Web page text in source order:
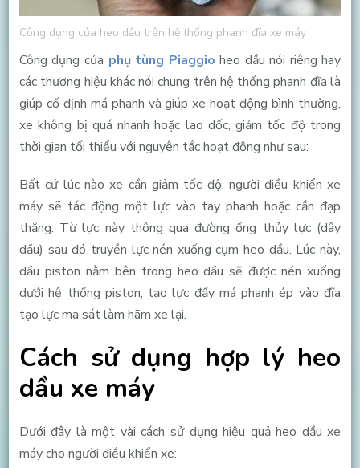
Công dụng của heo dầu trên hệ thống phanh đĩa xe máy
Công dụng của phụ tùng Piaggio heo dầu nói riêng hay
các thương hiệu khác nói chung trên hệ thống phanh đĩa là
giúp cố định má phanh và giúp xe hoạt động bình thường,
xe không bị quá nhanh hoặc lao dốc,giảm tốc độ trong
thời gian tối thiểu với nguyên tắc hoạt động như sau:
Bất cứ lúc nào xe cần giảm tốc độ, người điều khiển xe
máy sẽ tác động một lực vào tay phanh hoặc cần đạp
thắng. Từ lực này thông qua đường ống thủy lực (dây
dầu) sau đó truyền lực nén xuống cụm heo dầu. Lúc này,
dầu piston nằm bên trong heo dầu sẽ được nén xuống
dưới hệ thống piston, tạo lực đẩy má phanh ép vào đĩa
tạo lực ma sát làm hãm xe lại.
Cách sử dụng hợp lý heo
dầu xe máy
Dưới đây là một vài cách sử dụng hiệu quả heo dầu xe
máy cho người điều khiển xe: